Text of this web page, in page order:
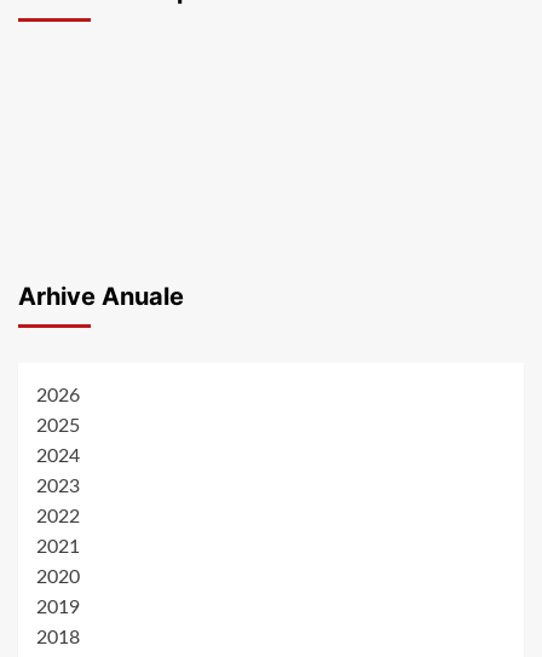
Arhive Anuale
2026
2025
2024
2023
2022
2021
2020
2019
2018